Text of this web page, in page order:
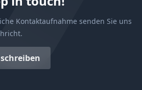
Kontaktaufnahme senden Sie uns